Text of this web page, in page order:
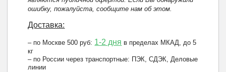
ошибку, пожалуйста, сообщите нам об этом.
Доставка:
– по Москве 500 руб: 1-2 дня в пределах МКАД, до 5
кг
– по России через транспортные: ПЭК, СДЭК, Деловые
линии